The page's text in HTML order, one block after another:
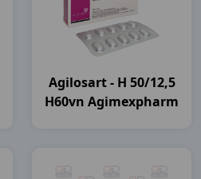
Agilosart - H 50/12,5
H60vn Agimexpharm